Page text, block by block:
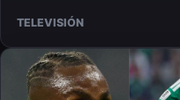
TELEVISIÓN